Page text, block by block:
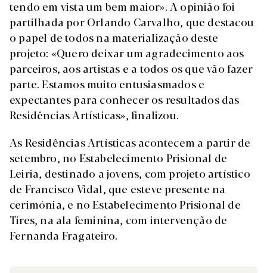
tendo em vista um bem maior». A opinião foi
partilhada por Orlando Carvalho, que destacou
o papel de todos na materialização deste
projeto: «Quero deixar um agradecimento aos
parceiros, aos artistas e a todos os que vão fazer
parte. Estamos muito entusiasmados e
expectantes para conhecer os resultados das
Residências Artísticas», finalizou.
As Residências Artísticas acontecem a partir de
setembro, no Estabelecimento Prisional de
Leiria, destinado a jovens, com projeto artístico
de Francisco Vidal, que esteve presente na
cerimónia, e no Estabelecimento Prisional de
Tires, na ala feminina, com intervenção de
Fernanda Fragateiro.